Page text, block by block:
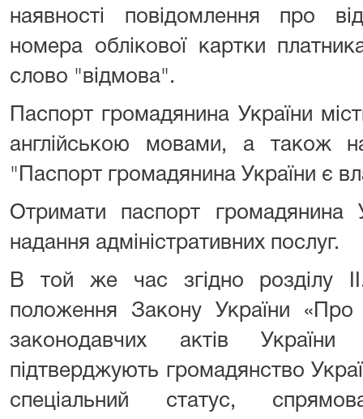
наявності повідомлення про
номера облікової картки
слово "відмова".
Паспорт громадянина України
англійською мовами, а також
"Паспорт громадянина України є
Отримати паспорт
надання адміністративних послуг.
В той же час згідно розділу
положення Закону України
законодавчих актів
підтверджують громадянство
спеціальний статус,